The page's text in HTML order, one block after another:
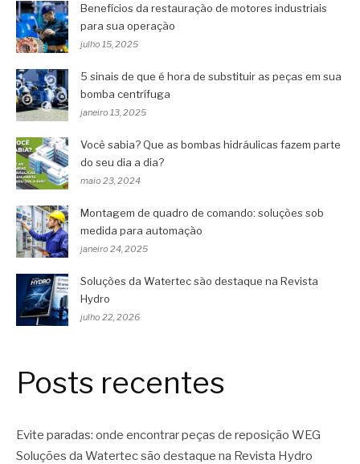
Benefícios da restauração de motores industriais
para sua operação
julho 15, 2025
5 sinais de que é hora de substituir as peças em sua
bomba centrífuga
janeiro 13, 2025
Você sabia? Que as bombas hidráulicas fazem parte
do seu dia a dia?
maio 23, 2024
Montagem de quadro de comando: soluções sob
medida para automação
janeiro 24, 2025
Soluções da Watertec são destaque na Revista
Hydro
julho 22, 2026
Posts recentes
Evite paradas: onde encontrar peças de reposição WEG
Soluções da Watertec são destaque na Revista Hydro